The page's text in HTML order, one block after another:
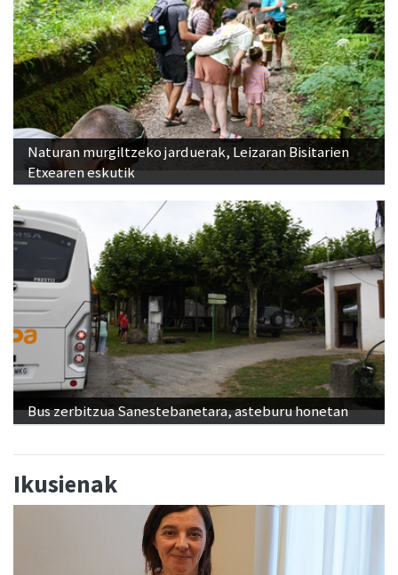
Naturan murgiltzeko jarduerak, Leizaran Bisitarien
Etxearen eskutik
Bus zerbitzua Sanestebanetara, asteburu honetan
Ikusienak